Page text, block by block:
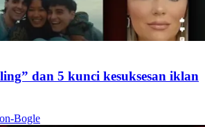
dan 5 kunci kesuksesan iklan
Bogle